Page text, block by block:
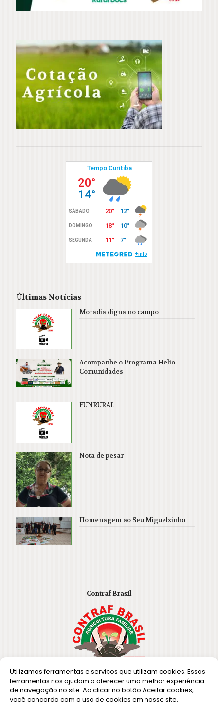
Utilizamos ferramentas e serviços que utilizam cookies. Essas
ferramentas nos ajudam a oferecer uma melhor experiência
de navegação no site. Ao clicar no botão Aceitar cookies,
você concorda com o uso de cookies em nosso site.
Últimas Notícias
Moradia digna no campo
Acompanhe o Programa Helio
Comunidades
FUNRURAL
Nota de pesar
Homenagem ao Seu Miguelzinho
Contraf Brasil